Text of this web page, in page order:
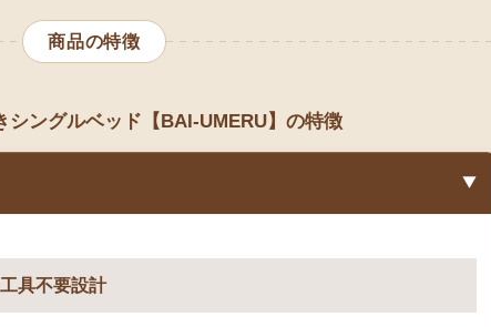
商品の特徴
ングルベッド【BAI-UMERU】の特徴
▼
具不要設計